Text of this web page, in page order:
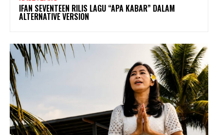
IFAN SEVENTEEN RILIS LAGU “APA KABAR” DALAM
ALTERNATIVE VERSION